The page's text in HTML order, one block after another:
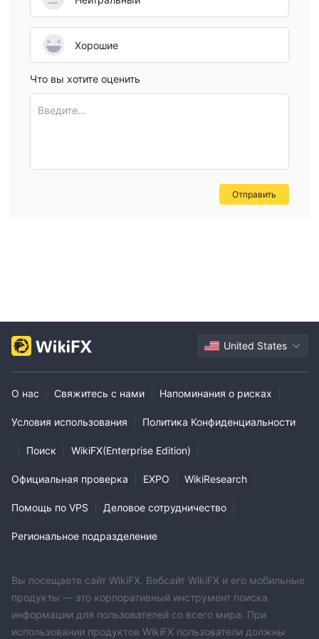
Хорошие
Что вы хотите оценить
Введите...
Отправить
United States
О нас Свяжитесь с нами Напоминания о рисках
Условия использования Политика Конфиденциальности
Поиск WikiFX(Enterprise Edition)
Официальная проверка EXPO WikiResearch
Помощь по VPS Деловое сотрудничество
Региональное подразделение
Вы посещаете сайт WikiFX. Вебсайт WikiFX и его мобильные
продукты — это корпоративный инструмент поиска
информации для пользователей со всего мира. При
использовании продуктов WikiFX пользователи должны